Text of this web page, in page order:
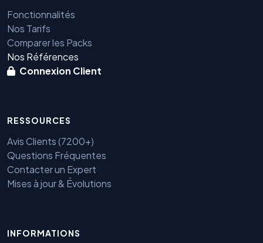
Fonctionnalités
Nos Tarifs
Comparer les Packs
Nos Références
Connexion Client
RESSOURCES
Avis Clients (7200+)
Questions Fréquentes
Contacter un Expert
Mises à jour & Évolutions
INFORMATIONS